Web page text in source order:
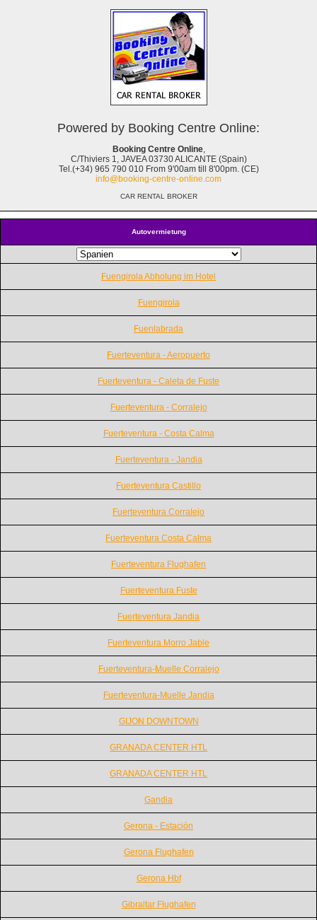
Autovermietung
Fuengirola Abholung im Hotel
Fuengirola
Fuenlabrada
Fuerteventura - Aeropuerto
Fuerteventura - Caleta de Fuste
Fuerteventura - Corralejo
Fuerteventura - Costa Calma
Fuerteventura - Jandia
Fuerteventura Castillo
Fuerteventura Corralejo
Fuerteventura Costa Calma
Fuerteventura Flughafen
Fuerteventura Fuste
Fuerteventura Jandia
Fuerteventura Morro Jable
Fuerteventura-Muelle Corralejo
Fuerteventura-Muelle Jandia
GIJON DOWNTOWN
GRANADA CENTER HTL
GRANADA CENTER HTL
Gandia
Gerona - Estación
Gerona Flughafen
Gerona Hbf
Gibraltar Flughafen
Powered by Booking Centre Online:
Booking Centre Online,
C/Thiviers 1, JAVEA 03730 ALICANTE (Spain)
Tel.(+34) 965 790 010 From 9'00am till 8'00pm. (CE)
info@booking-centre-online.com
CAR RENTAL BROKER